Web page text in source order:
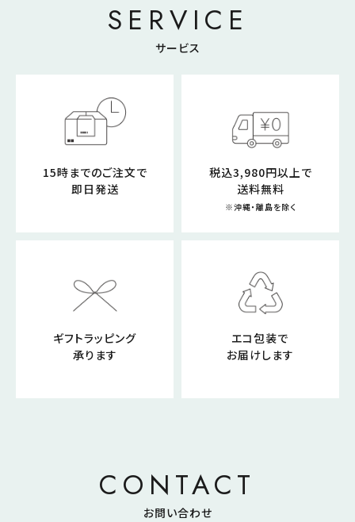
SERVICE
サービス
15時までのご注文で
即日発送
税込3,980円以上で
送料無料
※沖縄・離島を除く
ギフトラッピング
承ります
エコ包装で
お届けします
CONTACT
お問い合わせ